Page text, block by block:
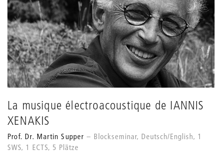
La musique électroacoustique de IANNIS
XENAKIS
Prof. Dr. Martin Supper
Blockseminar, Deutsch/English, 1
SWS, 1 ECTS, 5 Plätze